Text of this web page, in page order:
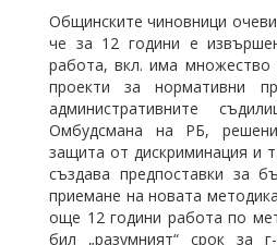
Общинските чиновници
че за 12 години е
работа, вкл. има множество
проекти за нормативни
административните
Омбудсмана на РБ,
защита от дискриминация и
създава предпоставки за
приемане на новата
още 12 години работа по
бил „разумният“ срок за